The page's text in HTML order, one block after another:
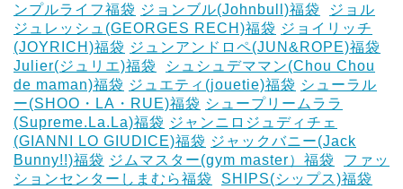
ンプルライフ福袋 ジョンブル(Johnbull)福袋
ジョル
ジュレッシュ(GEORGES RECH)福袋 ジョイリッチ
(JOYRICH)福袋 ジュンアンドロペ(JUN&ROPE)福袋
Julier(ジュリエ)福袋
シュシュデママン(Chou Chou
de maman)福袋 ジュエティ(jouetie)福袋 シューラル
ー(SHOO・LA・RUE)福袋 シュープリームララ
(Supreme.La.La)福袋 ジャンニロジュディチェ
(GIANNI LO GIUDICE)福袋 ジャックバニー(Jack
Bunny!!)福袋 ジムマスター(gym master）福袋
ファッ
ションセンターしまむら福袋
SHIPS(シップス)福袋